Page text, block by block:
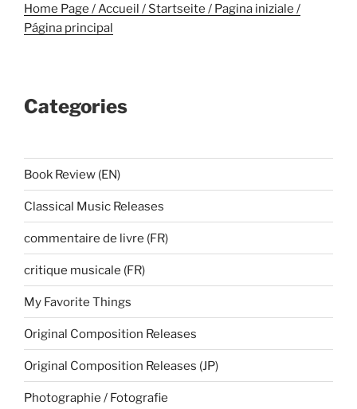
Home Page / Accueil / Startseite / Pagina iniziale /
Página principal
Categories
Book Review (EN)
Classical Music Releases
commentaire de livre (FR)
critique musicale (FR)
My Favorite Things
Original Composition Releases
Original Composition Releases (JP)
Photographie / Fotografie